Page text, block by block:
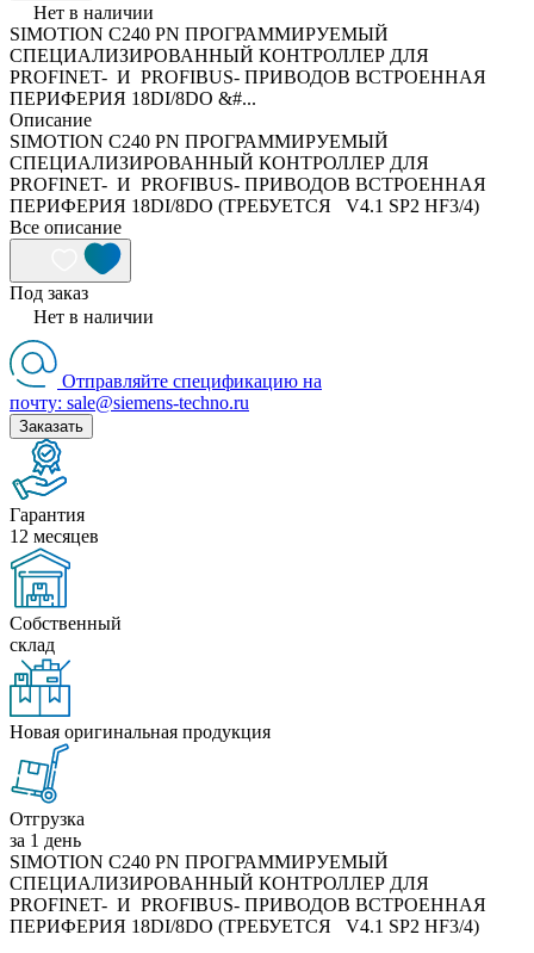
Нет в наличии
SIMOTION C240 PN ПРОГРАММИРУЕМЫЙ
СПЕЦИАЛИЗИРОВАННЫЙ КОНТРОЛЛЕР ДЛЯ
PROFINET- И PROFIBUS- ПРИВОДОВ ВСТРОЕННАЯ
ПЕРИФЕРИЯ 18DI/8DO &#...
Описание
SIMOTION C240 PN ПРОГРАММИРУЕМЫЙ
СПЕЦИАЛИЗИРОВАННЫЙ КОНТРОЛЛЕР ДЛЯ
PROFINET- И PROFIBUS- ПРИВОДОВ ВСТРОЕННАЯ
ПЕРИФЕРИЯ 18DI/8DO (ТРЕБУЕТСЯ V4.1 SP2 HF3/4)
Все описание
Под заказ
Нет в наличии
Отправляйте спецификацию на
почту: sale@siemens-techno.ru
Заказать
Гарантия
12 месяцев
Собственный
склад
Новая оригинальная продукция
Отгрузка
за 1 день
SIMOTION C240 PN ПРОГРАММИРУЕМЫЙ
СПЕЦИАЛИЗИРОВАННЫЙ КОНТРОЛЛЕР ДЛЯ
PROFINET- И PROFIBUS- ПРИВОДОВ ВСТРОЕННАЯ
ПЕРИФЕРИЯ 18DI/8DO (ТРЕБУЕТСЯ V4.1 SP2 HF3/4)